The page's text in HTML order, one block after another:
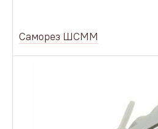
Саморез ШСММ